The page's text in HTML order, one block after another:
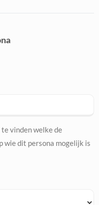
vinden welke de
wie dit persona mogelijk is